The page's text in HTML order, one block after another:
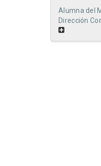
Alumna del
Dirección